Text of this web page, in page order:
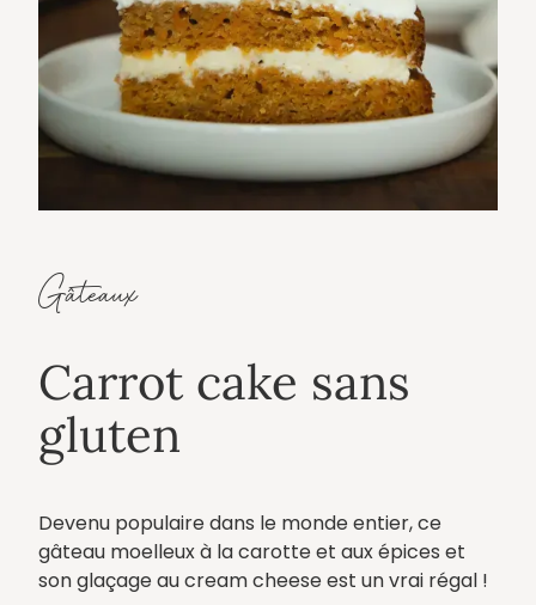
Gâteaux
Carrot cake sans
gluten
Devenu populaire dans le monde entier, ce
gâteau moelleux à la carotte et aux épices et
son glaçage au cream cheese est un vrai régal !